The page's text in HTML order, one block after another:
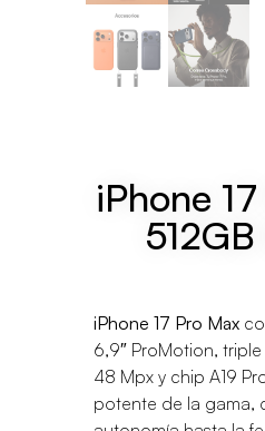
iPhone
iPhone 17 Pro Max
6,9″ ProMotion,
48 Mpx y chip A19
potente de la gama,